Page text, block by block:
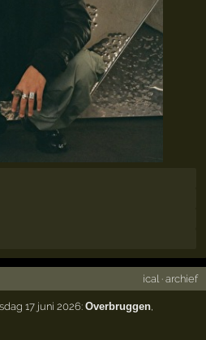
ical · archief
17 juni 2026:Overbruggen